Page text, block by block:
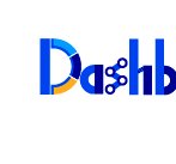
から令和元年